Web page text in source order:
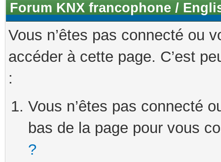
Forum KNX francophone /
Vous n’êtes pas connecté ou
accéder à cette page. C’est
:
Vous n’êtes pas connecté
bas de la page pour vous
?